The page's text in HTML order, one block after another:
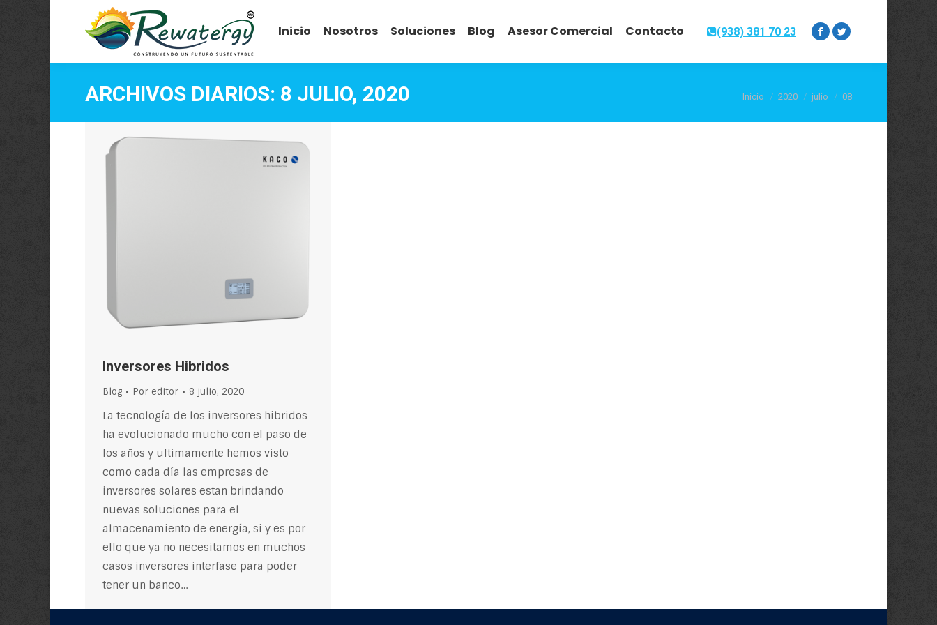
Inicio Nosotros Soluciones Blog Asesor Comercial Contacto (938) 381 70 23
Facebook
Twitter
ARCHIVOS DIARIOS: 8 JULIO, 2020 Inicio 2020 julio 08
Inversores Hibridos
Blog Por editor 8 julio, 2020
La tecnología de los inversores hibridos
ha evolucionado mucho con el paso de
los años y ultimamente hemos visto
como cada día las empresas de
inversores solares estan brindando
nuevas soluciones para el
almacenamiento de energía, si y es por
ello que ya no necesitamos en muchos
casos inversores interfase para poder
tener un banco…